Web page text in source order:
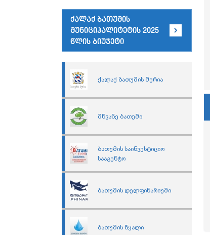
ქალაქ ბათუმის
მუნიციპალიტეტის 2025
წლის ბიუჯეტი
ქალაქ ბათუმის მერია
მწვანე ბათუმი
ბათუმის საინვესტიციო
სააგენტო
ბათუმის დელფინარიუმი
ბათუმის წყალი